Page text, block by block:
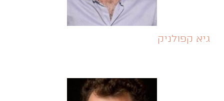
גיא קפולניק